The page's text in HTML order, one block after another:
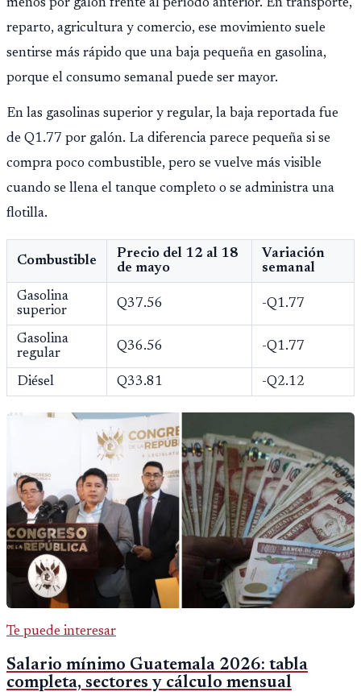
menos por galón frente al período anterior. En transporte,
reparto, agricultura y comercio, ese movimiento suele
sentirse más rápido que una baja pequeña en gasolina,
porque el consumo semanal puede ser mayor.
En las gasolinas superior y regular, la baja reportada fue
de Q1.77 por galón. La diferencia parece pequeña si se
compra poco combustible, pero se vuelve más visible
cuando se llena el tanque completo o se administra una
flotilla.
Combustible
Precio del 12 al 18
de mayo
Variación
semanal
Gasolina
superior
Q37.56 -Q1.77
Gasolina
regular
Q36.56 -Q1.77
Diésel Q33.81 -Q2.12
Te puede interesar
Salario mínimo Guatemala 2026: tabla
completa, sectores y cálculo mensual